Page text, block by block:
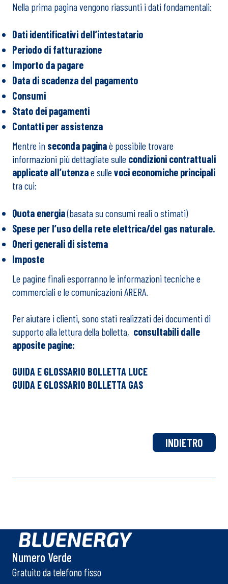
Nella prima pagina vengono riassunti i dati fondamentali:
Dati identificativi dell’intestatario
Periodo di fatturazione
Importo da pagare
Data di scadenza del pagamento
Consumi
Stato dei pagamenti
Contatti per assistenza
Mentre in seconda paginaè possibile trovare
informazioni più dettagliate sulle condizioni contrattuali
applicate all’utenzae sullevoci economiche principali
tra cui:
Quota energia(basata su consumi reali o stimati)
Spese per l’uso della rete elettrica/del gas naturale.
Oneri generali di sistema
Imposte
Le pagine finali esporranno le informazioni tecniche e
commerciali e le comunicazioni ARERA.
Per aiutare i clienti, sono stati realizzati dei documenti di
supporto alla lettura della bolletta, consultabili dalle
apposite pagine:
GUIDA E GLOSSARIO BOLLETTA LUCE
GUIDA E GLOSSARIO BOLLETTA GAS
INDIETRO
Numero Verde
Gratuito da telefono fisso